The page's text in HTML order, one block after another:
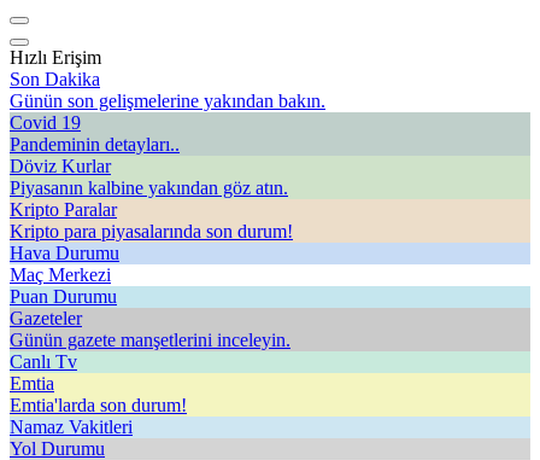
Hızlı Erişim
Son Dakika
Günün son gelişmelerine yakından bakın.
Covid 19
Pandeminin detayları..
Döviz Kurlar
Piyasanın kalbine yakından göz atın.
Kripto Paralar
Kripto para piyasalarında son durum!
Hava Durumu
Maç Merkezi
Puan Durumu
Gazeteler
Günün gazete manşetlerini inceleyin.
Canlı Tv
Emtia
Emtia'larda son durum!
Namaz Vakitleri
Yol Durumu